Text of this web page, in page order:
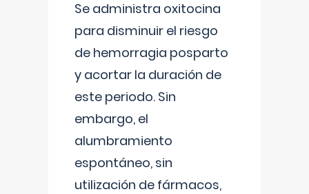
Se administra oxitocina
para disminuir el riesgo
de hemorragia posparto
y acortar la duración de
este periodo. Sin
embargo, el
alumbramiento
espontáneo, sin
utilización de fármacos,